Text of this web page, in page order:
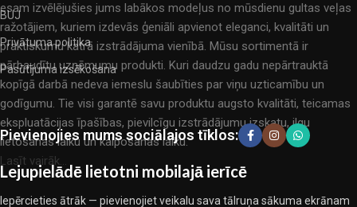
esam izvēlējušies jums labākos modeļus no mūsdienu gultas veļas
ražotājiem, kuriem izdevās ģeniāli apvienot eleganci, kvalitāti un
praktiskumu katrā izstrādājuma vienībā. Mūsu sortimentā ir
pārbaudītu uzņēmumu produkti. Kuri daudzu gadu nepārtrauktā
kopīgā darbā nedeva iemeslu šaubīties par viņu uzticamību un
godīgumu. Tie visi garantē savu produktu augsto kvalitāti, teicamas
ekspluatācijas īpašības, pievilcīgu izstrādājumu izskatu, ilgu
lietošanas laiku un kalpošanas laiku.
Lasīt vairāk...
BUJ
Privātuma politika
Pasūtījuma izsēkošana
Pievienojies mums sociālajos tīklos:
Lejupielādē lietotni mobilajā ierīcē
Iepērcieties ātrāk — pievienojiet veikalu sava tālruņa sākuma ekrānam